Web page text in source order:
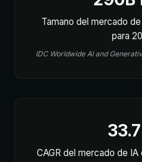
Tamano del mercado
para
IDC Worldwide AI and
CAGR del mercado de